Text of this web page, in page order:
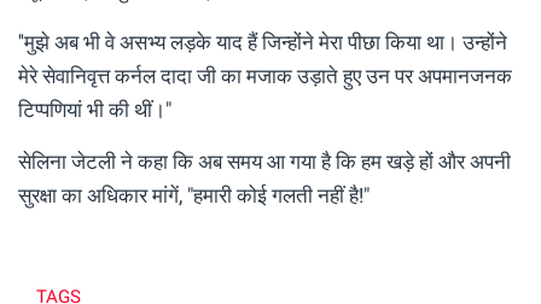
''मुझे अब भी वे असभ्य लड़के याद हैं जिन्होंने मेरा पीछा किया था। उन्होंने
मेरे सेवानिवृत्त कर्नल दादा जी का मजाक उड़ाते हुए उन पर अपमानजनक
टिप्पणियां भी की थीं।"
सेलिना जेटली ने कहा कि अब समय आ गया है कि हम खड़े हों और अपनी
सुरक्षा का अधिकार मांगें, "हमारी कोई गलती नहीं है!"
TAGS